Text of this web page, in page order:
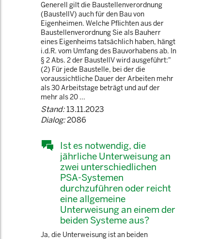
Generell gilt die Baustellenverordnung
(BaustellV) auch für den Bau von
Eigenheimen. Welche Pflichten aus der
Baustellenverordnung Sie als Bauherr
eines Eigenheims tatsächlich haben, hängt
i.d.R. vom Umfang des Bauvorhabens ab. In
§ 2 Abs. 2 der BaustellV wird ausgeführt:"
(2) Für jede Baustelle, bei der die
voraussichtliche Dauer der Arbeiten mehr
als 30 Arbeitstage beträgt und auf der
mehr als 20 ...
Stand:13.11.2023
Dialog:2086
Ist es notwendig, die
jährliche Unterweisung an
zwei unterschiedlichen
PSA-Systemen
durchzuführen oder reicht
eine allgemeine
Unterweisung an einem der
beiden Systeme aus?
Ja, die Unterweisung ist an beiden